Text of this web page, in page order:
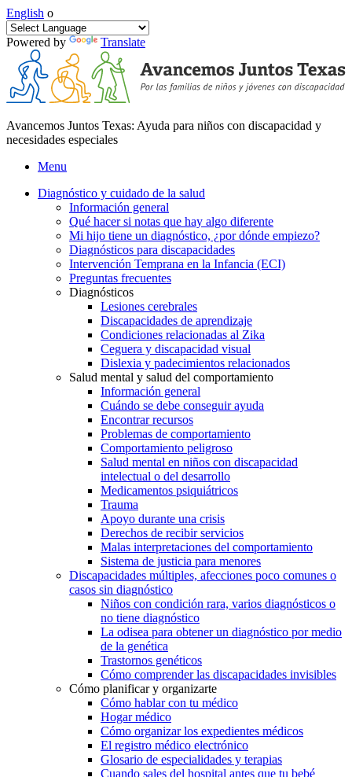
English o
Powered by Translate
Avancemos Juntos Texas: Ayuda para niños con discapacidad y
necesidades especiales
Menu
Diagnóstico y cuidado de la salud
Información general
Qué hacer si notas que hay algo diferente
Mi hijo tiene un diagnóstico, ¿por dónde empiezo?
Diagnósticos para discapacidades
Intervención Temprana en la Infancia (ECI)
Preguntas frecuentes
Diagnósticos
Lesiones cerebrales
Discapacidades de aprendizaje
Condiciones relacionadas al Zika
Ceguera y discapacidad visual
Dislexia y padecimientos relacionados
Salud mental y salud del comportamiento
Información general
Cuándo se debe conseguir ayuda
Encontrar recursos
Problemas de comportamiento
Comportamiento peligroso
Salud mental en niños con discapacidad
intelectual o del desarrollo
Medicamentos psiquiátricos
Trauma
Apoyo durante una crisis
Derechos de recibir servicios
Malas interpretaciones del comportamiento
Sistema de justicia para menores
Discapacidades múltiples, afecciones poco comunes o
casos sin diagnóstico
Niños con condición rara, varios diagnósticos o
no tiene diagnóstico
La odisea para obtener un diagnóstico por medio
de la genética
Trastornos genéticos
Cómo comprender las discapacidades invisibles
Cómo planificar y organizarte
Cómo hablar con tu médico
Hogar médico
Cómo organizar los expedientes médicos
El registro médico electrónico
Glosario de especialidades y terapias
Cuando sales del hospital antes que tu bebé